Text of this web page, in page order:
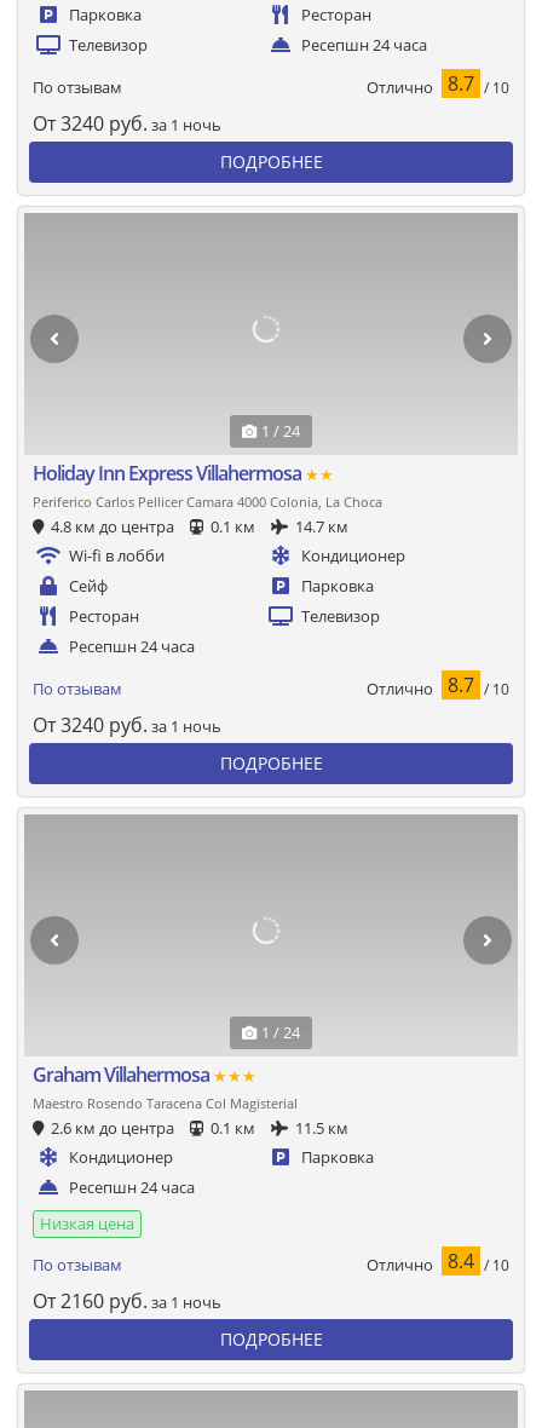
Парковка
Ресторан
Телевизор
Ресепшн 24 часа
По отзывам Отлично 8.7 / 10
От3240 руб. за 1 ночь
ПОДРОБНЕЕ
1 / 24
Holiday Inn Express Villahermosa ★★
Periferico Carlos Pellicer Camara 4000 Colonia, La Choca
4.8 км до центра 0.1 км
14.7 км
Wi-fi в лобби
Кондиционер
Сейф
Парковка
Ресторан
Телевизор
Ресепшн 24 часа
По отзывам Отлично 8.7 / 10
От3240 руб. за 1 ночь
ПОДРОБНЕЕ
1 / 24
Graham Villahermosa ★★★
Maestro Rosendo Taracena Col Magisterial
2.6 км до центра 0.1 км
11.5 км
Кондиционер
Парковка
Ресепшн 24 часа
Низкая цена
По отзывам
Отлично 8.4 / 10
От2160 руб. за 1 ночь
ПОДРОБНЕЕ